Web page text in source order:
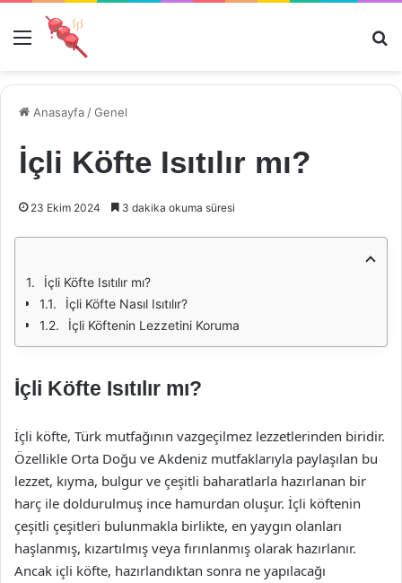
Menü
Anasayfa /Genel
İçli Köfte Isıtılır mı?
23 Ekim 2024 3 dakika okuma süresi
İçli Köfte Isıtılır mı?
İçli Köfte Nasıl Isıtılır?
İçli Köftenin Lezzetini Koruma
İçli Köfte Isıtılır mı?
İçli köfte, Türk mutfağının vazgeçilmez lezzetlerinden biridir.
Özellikle Orta Doğu ve Akdeniz mutfaklarıyla paylaşılan bu
lezzet, kıyma, bulgur ve çeşitli baharatlarla hazırlanan bir
harç ile doldurulmuş ince hamurdan oluşur. İçli köftenin
çeşitli çeşitleri bulunmakla birlikte, en yaygın olanları
haşlanmış, kızartılmış veya fırınlanmış olarak hazırlanır.
Ancak içli köfte, hazırlandıktan sonra ne yapılacağı